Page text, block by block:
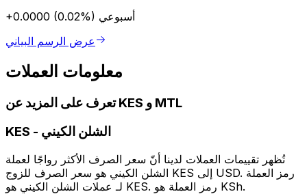
+0.0000 (0.02%) أسبوعي
عرض الرسم البياني
معلومات العملات
تعرف على المزيد عن KES و MTL
KES - الشلن الكيني
تُظهر تقييمات العملات لدينا أنّ سعر الصرف الأكثر رواجًا لعملة
الشلن الكيني هو سعر الصرف للزوج KES إلى USD. رمز العملة
لـ عملات الشلن الكيني هو KES. رمز العملة هو KSh.